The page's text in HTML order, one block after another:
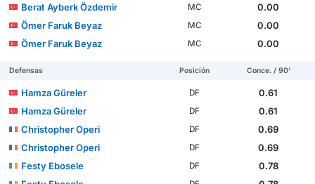
Berat Ayberk Özdemir
MC
0.00
Ömer Faruk Beyaz
MC
0.00
Ömer Faruk Beyaz
MC 0.00
Defensas Posición Conce. / 90'
Hamza Güreler DF
0.61
Hamza Güreler
DF
0.61
Christopher Operi
DF
0.69
Christopher Operi
DF
0.69
Festy Ebosele
DF
0.78